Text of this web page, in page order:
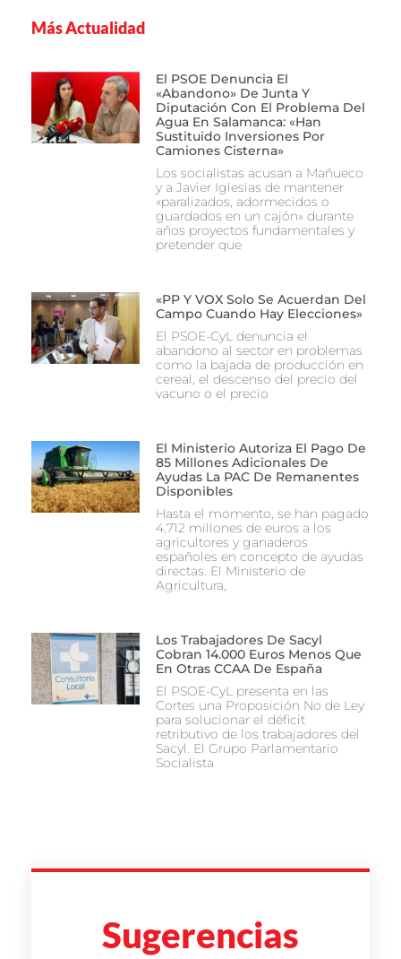
Más Actualidad
El PSOE Denuncia El
«abandono» De Junta Y
Diputación Con El Problema Del
Agua En Salamanca: «Han
Sustituido Inversiones Por
Camiones Cisterna»
Los socialistas acusan a Mañueco
y a Javier Iglesias de mantener
«paralizados, adormecidos o
guardados en un cajón» durante
años proyectos fundamentales y
pretender que
«PP Y VOX Solo Se Acuerdan Del
Campo Cuando Hay Elecciones»
El PSOE-CyL denuncia el
abandono al sector en problemas
como la bajada de producción en
cereal, el descenso del precio del
vacuno o el precio
El Ministerio Autoriza El Pago De
85 Millones Adicionales De
Ayudas La PAC De Remanentes
Disponibles
Hasta el momento, se han pagado
4.712 millones de euros a los
agricultores y ganaderos
españoles en concepto de ayudas
directas. El Ministerio de
Agricultura,
Los Trabajadores De Sacyl
Cobran 14.000 Euros Menos Que
En Otras CCAA De España
El PSOE-CyL presenta en las
Cortes una Proposición No de Ley
para solucionar el déficit
retributivo de los trabajadores del
Sacyl. El Grupo Parlamentario
Socialista
Sugerencias